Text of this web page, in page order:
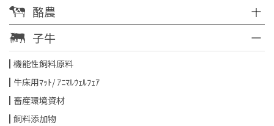
酪農
子牛
機能性飼料原料
牛床用ﾏｯﾄ/ ｱﾆﾏﾙｳｪﾙﾌｪｱ
畜産環境資材
飼料添加物